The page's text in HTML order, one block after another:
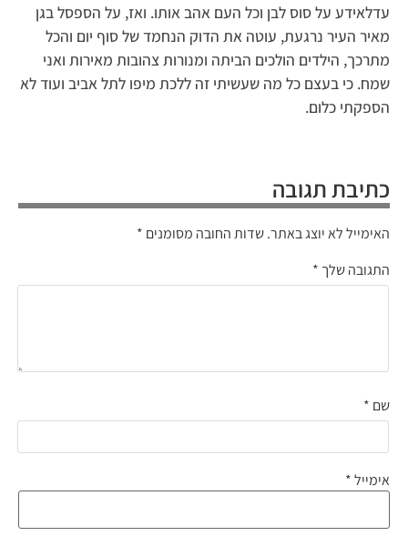
עדלאידע על סוס לבן וכל העם אהב אותו. ואז, על הספסל בגן
מאיר העיר נרגעת, עוטה את הדוק הנחמד של סוף יום והכל
מתרכך, הילדים הולכים הביתה ומנורות צהובות מאירות ואני
שמח. כי בעצם כל מה שעשיתי זה ללכת מיפו לתל אביב ועוד לא
הספקתי כלום.
כתיבת תגובה
האימייל לא יוצג באתר.שדות החובה מסומנים *
התגובה שלך *
שם *
אימייל*